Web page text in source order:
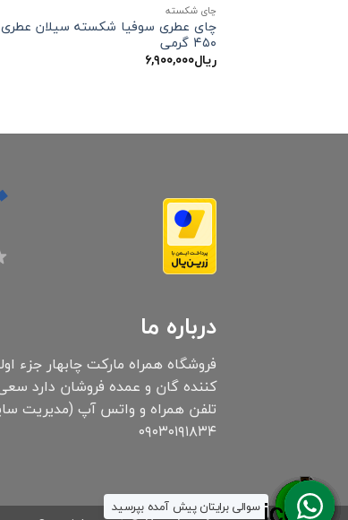
چای شکسته
چای عطری سوفیا شکسته سیلان عطری
۴۵۰ گرمی
ریال۶,۹۰۰,۰۰۰
درباره ما
۰۹۰۳۰۱۹۱۸۳۴
سوالی برایتان پیش آمده بپرسید